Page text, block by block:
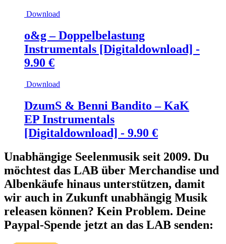
Download
o&g – Doppelbelastung
Instrumentals [Digitaldownload] -
9.90 €
Download
DzumS & Benni Bandito – KaK
EP Instrumentals
[Digitaldownload] - 9.90 €
Unabhängige Seelenmusik seit 2009. Du
möchtest das LAB über Merchandise und
Albenkäufe hinaus unterstützen, damit
wir auch in Zukunft unabhängig Musik
releasen können? Kein Problem. Deine
Paypal-Spende jetzt an das LAB senden: